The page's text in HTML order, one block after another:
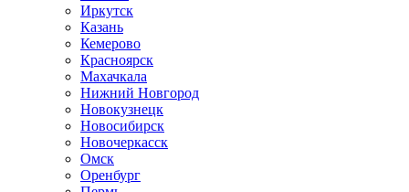
Иркутск
Казань
Кемерово
Красноярск
Махачкала
Нижний Новгород
Новокузнецк
Новосибирск
Новочеркаcск
Омск
Оренбург